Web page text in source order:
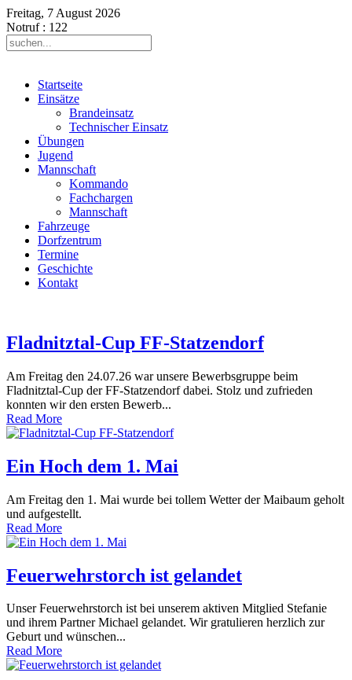
Freitag, 7 August 2026
Notruf: 122
Startseite
Einsätze
Brandeinsatz
Technischer Einsatz
Übungen
Jugend
Mannschaft
Kommando
Fachchargen
Mannschaft
Fahrzeuge
Dorfzentrum
Termine
Geschichte
Kontakt
Fladnitztal-Cup FF-Statzendorf
Am Freitag den 24.07.26 war unsere Bewerbsgruppe beim
Fladnitztal-Cup der FF-Statzendorf dabei. Stolz und zufrieden
konnten wir den ersten Bewerb...
Read More
Ein Hoch dem 1. Mai
Am Freitag den 1. Mai wurde bei tollem Wetter der Maibaum geholt
und aufgestellt.
Read More
Feuerwehrstorch ist gelandet
Unser Feuerwehrstorch ist bei unserem aktiven Mitglied Stefanie
und ihrem Partner Michael gelandet. Wir gratulieren herzlich zur
Geburt und wünschen...
Read More